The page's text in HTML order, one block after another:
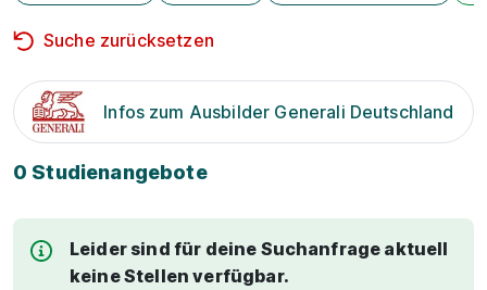
Suche zurücksetzen
Infos zum Ausbilder Generali Deutschland
0 Studienangebote
Leider sind für deine Suchanfrage aktuell
keine Stellen verfügbar.